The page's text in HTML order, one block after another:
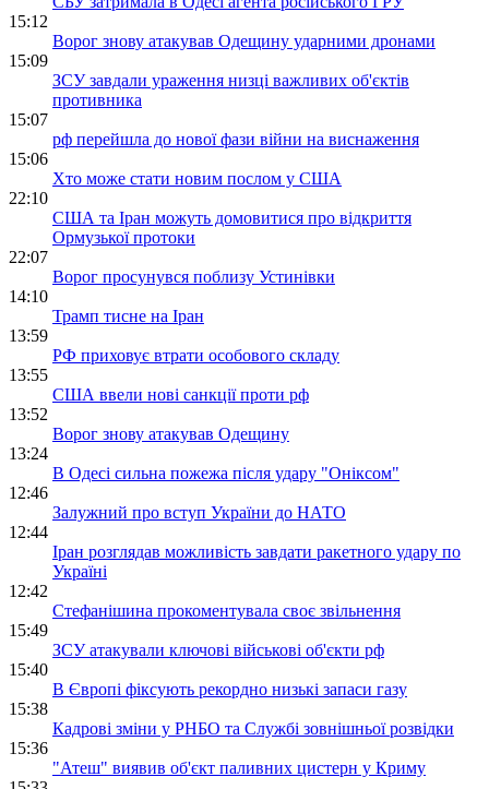
15:12
Ворог знову атакував Одещину ударними дронами
15:09
ЗСУ завдали ураження низці важливих об'єктів
противника
15:07
рф перейшла до нової фази війни на виснаження
15:06
Хто може стати новим послом у США
22:10
США та Іран можуть домовитися про відкриття
Ормузької протоки
22:07
Ворог просунувся поблизу Устинівки
14:10
Трамп тисне на Іран
13:59
РФ приховує втрати особового складу
13:55
США ввели нові санкції проти рф
13:52
Ворог знову атакував Одещину
13:24
В Одесі сильна пожежа після удару "Оніксом"
12:46
Залужний про вступ України до НАТО
12:44
Іран розглядав можливість завдати ракетного удару по
Україні
12:42
Стефанішина прокоментувала своє звільнення
15:49
ЗСУ атакували ключові військові об'єкти рф
15:40
В Європі фіксують рекордно низькі запаси газу
15:38
Кадрові зміни у РНБО та Службі зовнішньої розвідки
15:36
"Атеш" виявив об'єкт паливних цистерн у Криму